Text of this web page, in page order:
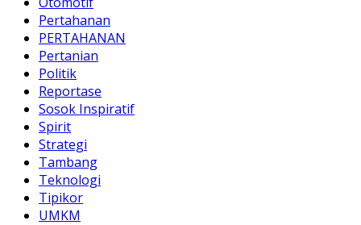
Pertahanan
PERTAHANAN
Pertanian
Politik
Reportase
Sosok Inspiratif
Spirit
Strategi
Tambang
Teknologi
Tipikor
UMKM